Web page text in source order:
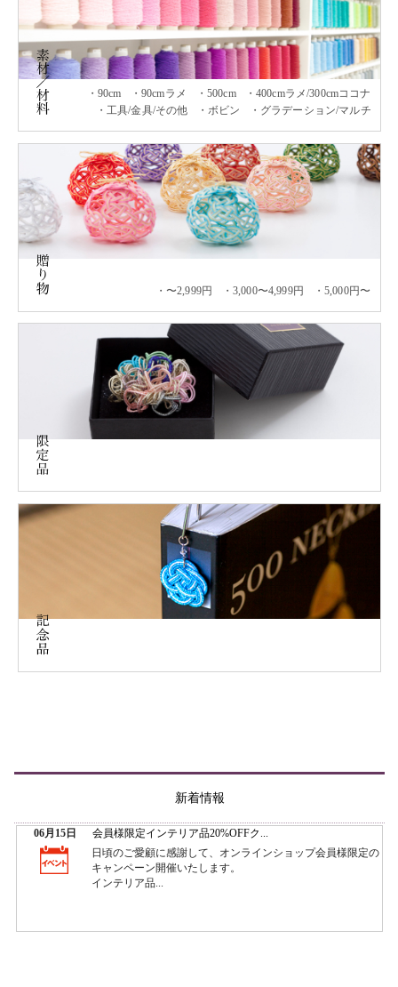
400cmラメ/300cmココナ
500cm
90cmラメ
90cm
グラデーション/マルチ
ボビン
工具/金具/その他
5,000円〜
3,000〜4,999円
〜2,999円
新着情報